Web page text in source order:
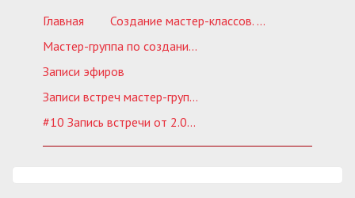
Главная
Создание мастер-классов. Обучающие курсы
Мастер-группа по созданию своего обучающего проекта 1.0
Записи эфиров
Записи встреч мастер-группа 1.0
#10 Запись встречи от 2.09.20 - МГ-1.0